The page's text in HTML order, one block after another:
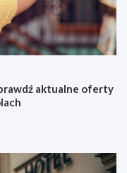
aktualne oferty